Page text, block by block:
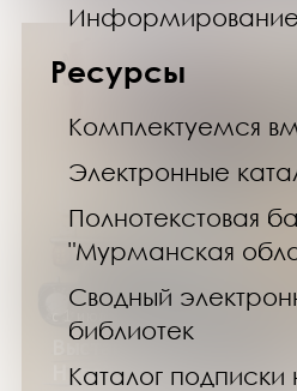
Ресурсы
Комплектуемся
Электронные
Полнотекстовая
"Мурманская
Сводный
библиотек
Каталог
с 1 июля по 30 сентября 2026
Выставка изданий
Новейшего времени»